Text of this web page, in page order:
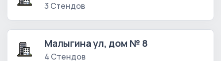
3 Стендов
Малыгина ул, дом № 8
4 Стендов